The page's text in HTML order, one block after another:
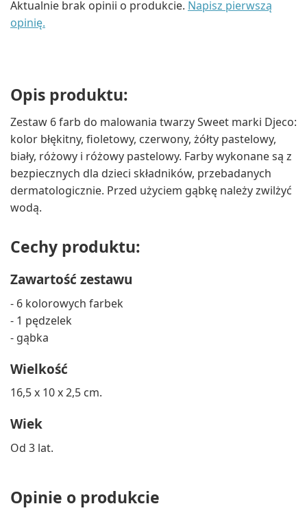
Aktualnie brak opinii o produkcie. Napisz pierwszą
opinię.
Opis produktu:
Zestaw 6 farb do malowania twarzy Sweet marki Djeco:
kolor błękitny, fioletowy, czerwony, żółty pastelowy,
biały, różowy i różowy pastelowy. Farby wykonane są z
bezpiecznych dla dzieci składników, przebadanych
dermatologicznie. Przed użyciem gąbkę należy zwilżyć
wodą.
Cechy produktu:
Zawartość zestawu
- 6 kolorowych farbek
- 1 pędzelek
- gąbka
Wielkość
16,5 x 10 x 2,5 cm.
Wiek
Od 3 lat.
Opinie o produkcie